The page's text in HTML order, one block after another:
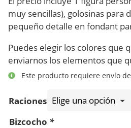
muy sencillas), golosinas para
pequeño detalle en fondant
Puedes elegir los colores que
enviarnos los elementos que
Este producto requiere envío
Raciones
Bizcocho *